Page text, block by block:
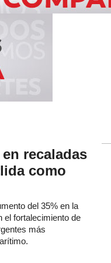
recaladas
como
del 35% en la
el fortalecimiento de
más